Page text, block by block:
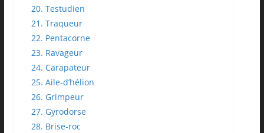
20. Testudien
21. Traqueur
22. Pentacorne
23. Ravageur
24. Carapateur
25. Aile-d’hélion
26. Grimpeur
27. Gyrodorse
28. Brise-roc